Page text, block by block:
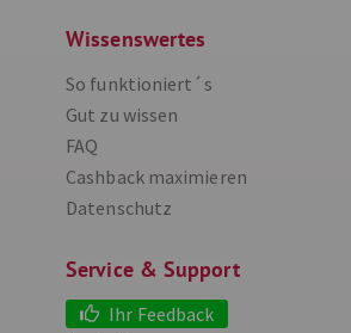
FOREO
2 %